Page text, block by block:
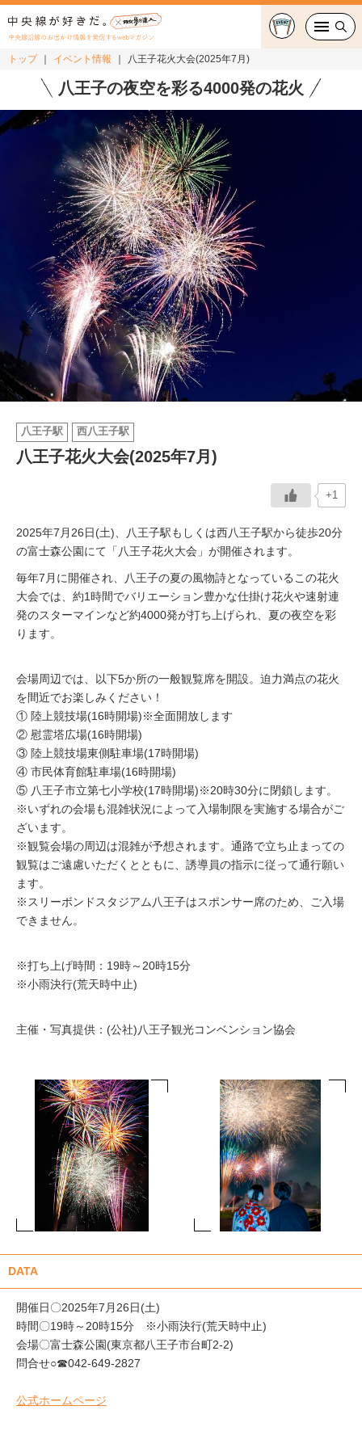
中央線沿線のお出かけ情報を発信するwebマガジン
グルメ・カフェ
スイーツ・テイクアウト
おでかけ
ショッピング
中央線カルチャー
特集
連載
中央線フェス
イベント情報
おしらせ
トップ イベント情報 八王子花火大会(2025年7月)
八王子の夜空を彩る4000発の花火
八王子駅 西八王子駅
八王子花火大会(2025年7月)
+1
2025年7月26日(土)、八王子駅もしくは西八王子駅から徒歩20分
の富士森公園にて「八王子花火大会」が開催されます。
毎年7月に開催され、八王子の夏の風物詩となっているこの花火
大会では、約1時間でバリエーション豊かな仕掛け花火や速射連
発のスターマインなど約4000発が打ち上げられ、夏の夜空を彩
ります。
会場周辺では、以下5か所の一般観覧席を開設。迫力満点の花火
を間近でお楽しみください！
① 陸上競技場(16時開場)※全面開放します
② 慰霊塔広場(16時開場)
③ 陸上競技場東側駐車場(17時開場)
④ 市民体育館駐車場(16時開場)
⑤ 八王子市立第七小学校(17時開場)※20時30分に閉鎖します。
※いずれの会場も混雑状況によって入場制限を実施する場合がご
ざいます。
※観覧会場の周辺は混雑が予想されます。通路で立ち止まっての
観覧はご遠慮いただくとともに、誘導員の指示に従って通行願い
ます。
※スリーボンドスタジアム八王子はスポンサー席のため、ご入場
できません。
※打ち上げ時間：19時～20時15分
※小雨決行(荒天時中止)
主催・写真提供：(公社)八王子観光コンベンション協会
DATA
開催日〇2025年7月26日(土)
時間〇19時～20時15分 ※小雨決行(荒天時中止)
会場〇富士森公園(東京都八王子市台町2-2)
問合せ○☎042-649-2827
公式ホームページ